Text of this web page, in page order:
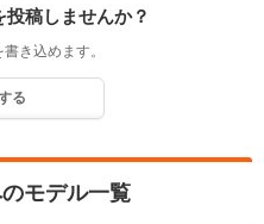
稿しませんか？
き込めます。
る
モデル一覧